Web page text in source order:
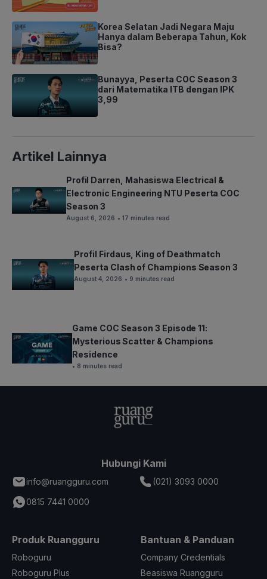
Korea Selatan Jadi Negara Maju
Hanya dalam Beberapa Tahun, Kok
Bisa?
Bunayya, Peserta COC Season 3
dari Matematika ITB dengan IPK
3,99
Artikel Lainnya
Profil Darren, Mahasiswa Electrical &
Electronic Engineering NTU Peserta COC
Season 3
August 6, 2026 • 17 minutes read
Profil Firdaus, King of Deathmatch
Peserta Clash of Champions Season 3
August 4, 2026 • 9 minutes read
Game COC Season 3 Episode 11:
Mysterious Scatter & Champions
Residence
• 8 minutes read
Hubungi Kami
info@ruangguru.com
(021) 3093 0000
0815 7441 0000
Produk Ruangguru
Roboguru
Roboguru Plus
Bantuan & Panduan
Company Credentials
Beasiswa Ruangguru